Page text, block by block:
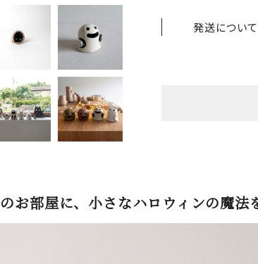
発送について
お部屋に、小さなハロウィンの魔法